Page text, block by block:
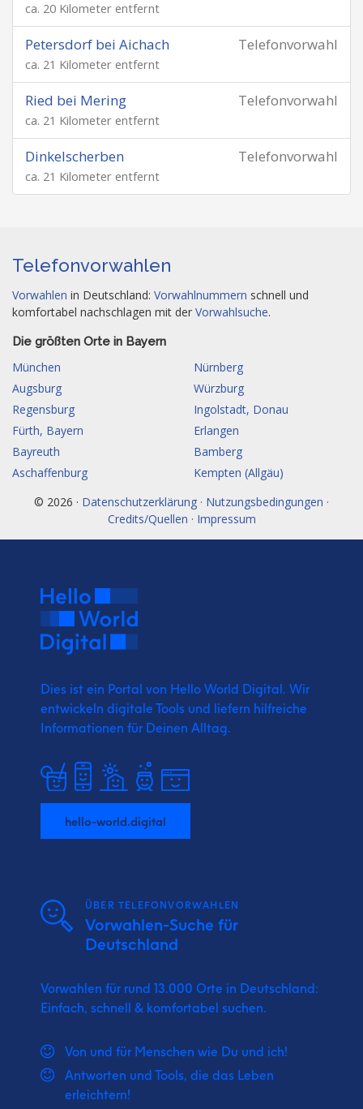
ca. 20 Kilometer entfernt
Telefonvorwahl
Petersdorf bei Aichach
ca. 21 Kilometer entfernt
Telefonvorwahl
Ried bei Mering
ca. 21 Kilometer entfernt
Telefonvorwahl
Dinkelscherben
ca. 21 Kilometer entfernt
Telefonvorwahlen
Vorwahlen in Deutschland: Vorwahlnummern schnell und
komfortabel nachschlagen mit der Vorwahlsuche.
Die größten Orte in Bayern
München
Nürnberg
Augsburg
Würzburg
Regensburg
Ingolstadt, Donau
Fürth, Bayern
Erlangen
Bayreuth
Bamberg
Aschaffenburg
Kempten (Allgäu)
© 2026 · Datenschutzerklärung · Nutzungsbedingungen ·
Credits/Quellen · Impressum
Dies ist ein Portal von Hello World Digital. Wir
entwickeln digitale Tools und liefern hilfreiche
Informationen für Deinen Alltag.
hello-world.digital
ÜBER TELEFONVORWAHLEN
Vorwahlen-Suche für
Deutschland
Vorwahlen für rund 13.000 Orte in Deutschland:
Einfach, schnell & komfortabel suchen.
Von und für Menschen wie Du und ich!
Antworten und Tools, die das Leben
erleichtern!